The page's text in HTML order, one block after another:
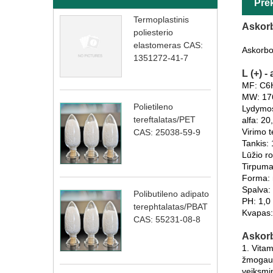
Termoplastinis
poliesterio
elastomeras CAS:
1351272-41-7
Polietileno
tereftalatas/PET
CAS: 25038-59-9
Polibutileno adipato
terephtalatas/PBAT
CAS: 55231-08-8
L (+)
MF:
MW:
alfa:
Virimo
Tankis:
Lūžio
Forma:
Spalva:
PH:
1.